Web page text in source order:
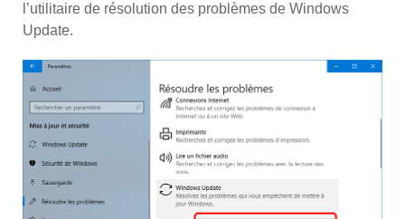
l’utilitaire de résolution des problèmes de Windows
Update.